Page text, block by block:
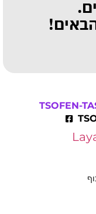
TSOFEN-